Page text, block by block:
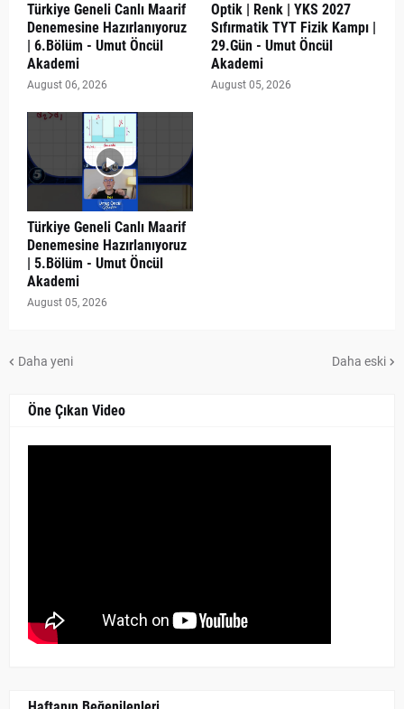
Türkiye Geneli Canlı Maarif
Denemesine Hazırlanıyoruz
| 6.Bölüm - Umut Öncül
Akademi
August 06, 2026
Optik | Renk | YKS 2027
Sıfırmatik TYT Fizik Kampı |
29.Gün - Umut Öncül
Akademi
August 05, 2026
Türkiye Geneli Canlı Maarif
Denemesine Hazırlanıyoruz
| 5.Bölüm - Umut Öncül
Akademi
August 05, 2026
Daha yeni Daha eski
Öne Çıkan Video